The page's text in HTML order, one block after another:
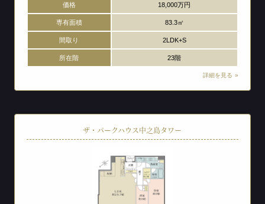
価格 18,000万円
専有面積 83.3㎡
間取り 2LDK+S
所在階 23階
詳細を見る
ザ・パークハウス中之島タワー